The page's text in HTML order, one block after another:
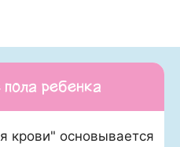
ребенка
крови" основывается